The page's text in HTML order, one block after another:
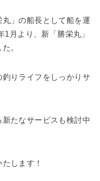
」の船長として船を運
月より、新「勝栄丸」
。
りライフをしっかりサ
たなサービスも検討中
します！